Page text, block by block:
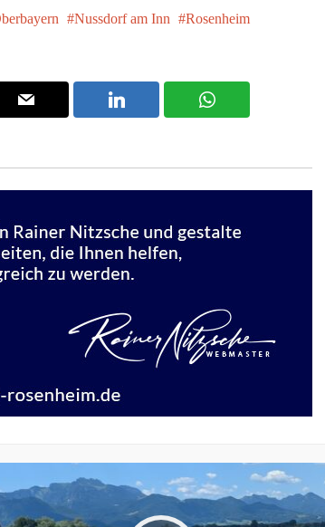
Nussdorf am Inn
Rosenheim